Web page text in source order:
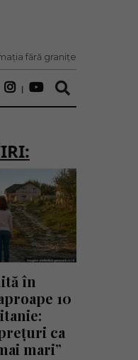
fără granițe
în
10
ca
mari”